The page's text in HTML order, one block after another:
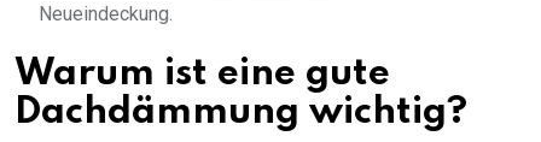
Neueindeckung.
Warum ist eine gute
Dachdämmung wichtig?